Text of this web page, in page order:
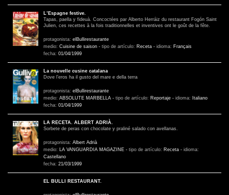
L’Espagne festive.
Tapas, paella y fideuà. Concoctées par Alberto Herráiz du restaurant Fogón Saint
Julien, ces recettes à la fois traditionnelles et inventives ont le goût de la fête.
protagonista: elBullirestaurante
medio: Cuisine de saison - tipo de artículo: Receta - idioma: Français
fecha: 01/04/1999
La nouvelle cusine catalana
Dove l’eros ha il gusto del mare e della terra
protagonista: elBullirestaurante
medio: ABSOLUTE MARBELLA - tipo de artículo: Reportaje - idioma:
Italiano
fecha: 01/04/1999
LA RECETA. ALBERT ADRIÀ.
Sorbete de peras con chocolate y praliné salado con avellanas.
protagonista: Albert Adrià
medio:
LA VANGUARDIA MAGAZINE - tipo de artículo: Receta - idioma:
Castellano
fecha: 21/03/1999
EL BULLI RESTAURANT.